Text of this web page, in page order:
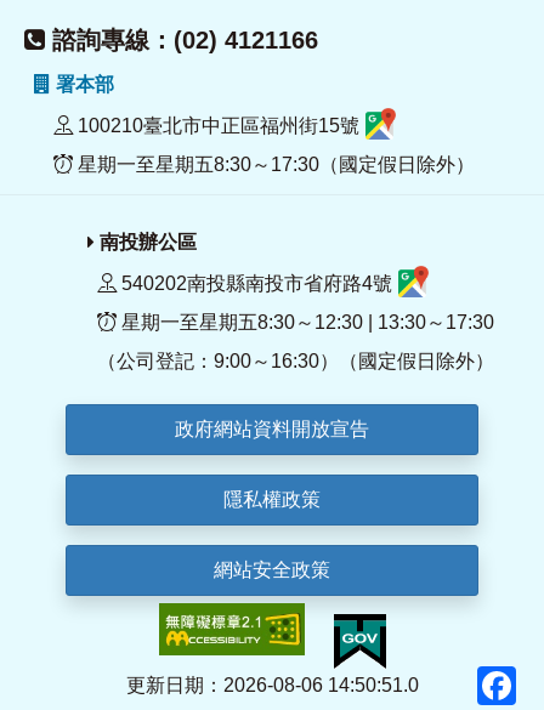
諮詢專線：(02) 4121166
署本部
100210臺北市中正區福州街15號
星期一至星期五8:30～17:30（國定假日除外）
南投辦公區
540202南投縣南投市省府路4號
星期一至星期五8:30～12:30 | 13:30～17:30
（公司登記：9:00～16:30）（國定假日除外）
政府網站資料開放宣告
隱私權政策
網站安全政策
更新日期：2026-08-06 14:50:51.0